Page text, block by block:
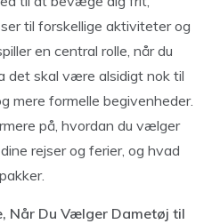
til forskellige aktiviteter og
en central rolle, når du
det skal være alsidigt nok til
mere formelle begivenheder.
på, hvordan du vælger
rejser og ferier, og hvad
Når Du Vælger Dametøj til